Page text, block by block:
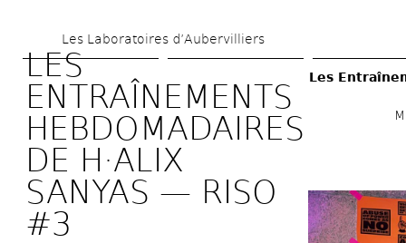
to
content
Les Laboratoires d’Aubervilliers
LES
ENTRAÎNEMENTS
HEBDOMADAIRES
DE H·ALIX
SANYAS — RISO
#3
Les